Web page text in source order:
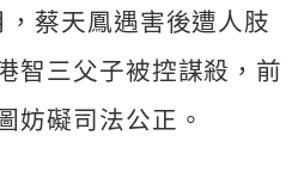
蔡天鳳遇害後遭人肢
智三父子被控謀殺，前
妨礙司法公正。